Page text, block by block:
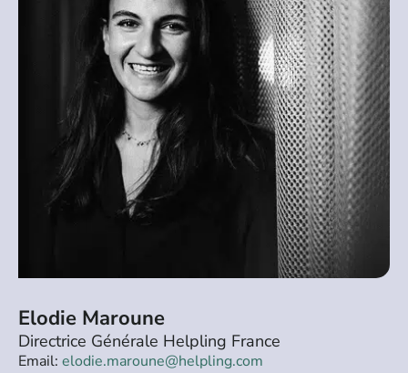
Elodie Maroune
Directrice Générale Helpling France
Email: elodie.maroune@helpling.com